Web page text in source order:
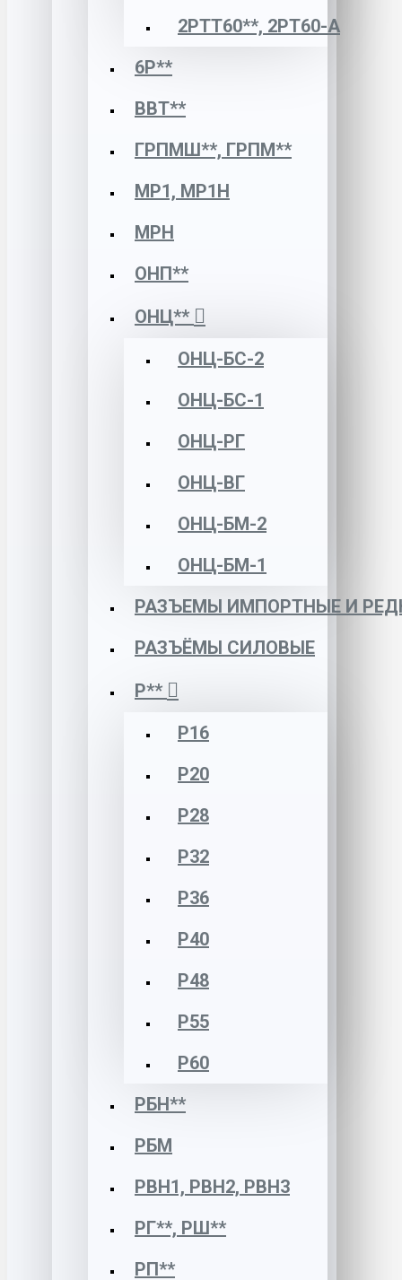
2РТТ60**, 2РТ60-А
6Р**
ВВТ**
ГРПМШ**, ГРПМ**
МР1, МР1Н
МРН
ОНП**
ОНЦ**
ОНЦ-БС-2
ОНЦ-БС-1
ОНЦ-РГ
ОНЦ-ВГ
ОНЦ-БМ-2
ОНЦ-БМ-1
РАЗЪЕМЫ ИМПОРТНЫЕ И
РАЗЪЁМЫ СИЛОВЫЕ
Р**
Р16
Р20
Р28
Р32
Р36
Р40
Р48
Р55
Р60
РБН**
РБМ
РВН1, РВН2, РВН3
РГ**, РШ**
РП**